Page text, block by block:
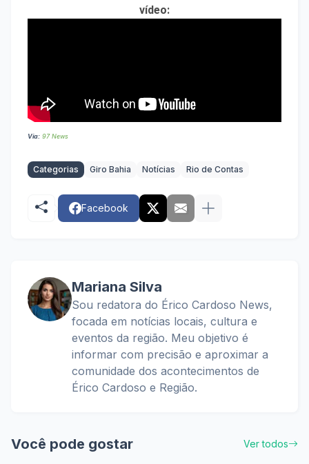
vídeo:
Via: 97 News
Categorias Giro Bahia Notícias Rio de Contas
Facebook
Mariana Silva
Sou redatora do Érico Cardoso News,
focada em notícias locais, cultura e
eventos da região. Meu objetivo é
informar com precisão e aproximar a
comunidade dos acontecimentos de
Érico Cardoso e Região.
Você pode gostar Ver todos